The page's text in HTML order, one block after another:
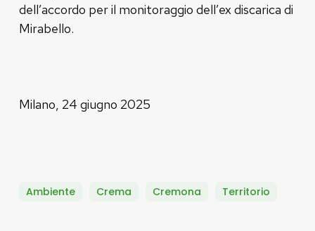
dell’accordo per il monitoraggio dell’ex discarica di
Mirabello.
Milano, 24 giugno 2025
Ambiente Crema Cremona Territorio